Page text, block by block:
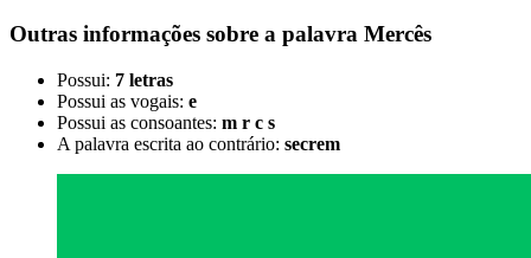
Outras informações sobre a palavra Mercês
Possui: 7 letras
Possui as vogais: e
Possui as consoantes: m r c s
A palavra escrita ao contrário: secrem